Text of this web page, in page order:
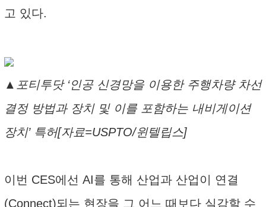
고 있다.
▲포티투닷 ‘인공 신경망을 이용한 주행차량 차선
결정 방법과 장치 및 이를 포함하는 내비게이션
장치’ 특허[자료=USPTO/윈텔립스]
이번 CES에선 AI를 통해 산업과 산업이 연결
(Connect)되는 현장을 그 어느 때보다 실감할 수